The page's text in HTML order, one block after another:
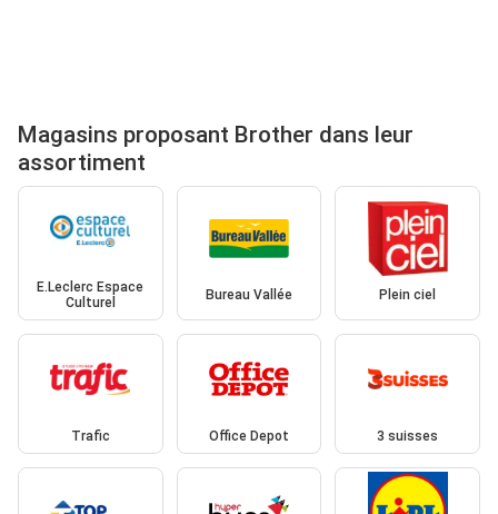
Magasins proposant Brother dans leur
assortiment
E.Leclerc Espace
Culturel
Bureau Vallée Plein ciel
Trafic Office Depot 3 suisses